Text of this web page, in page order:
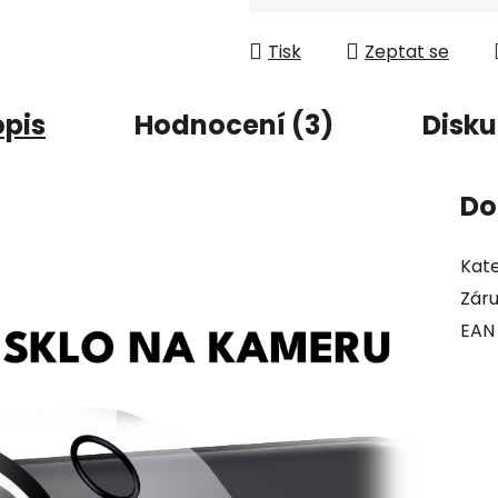
Tisk
Zeptat se
Hodnocení (3)
EAN